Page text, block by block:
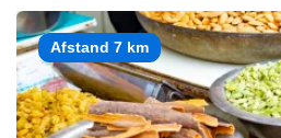
Afstand 7 km